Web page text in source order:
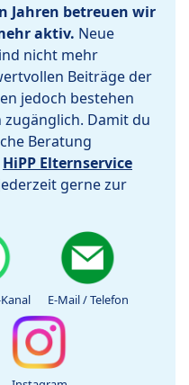
Jahren betreuen wir
aktiv. Neue
nicht mehr
Beiträge der
jedoch bestehen
Damit du
Beratung
HiPP Elternservice
gerne zur
E-Mail / Telefon